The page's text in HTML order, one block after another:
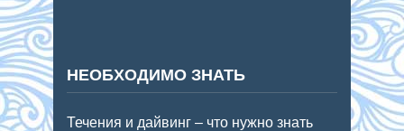
НЕОБХОДИМО ЗНАТЬ
Течения и дайвинг – что нужно знать